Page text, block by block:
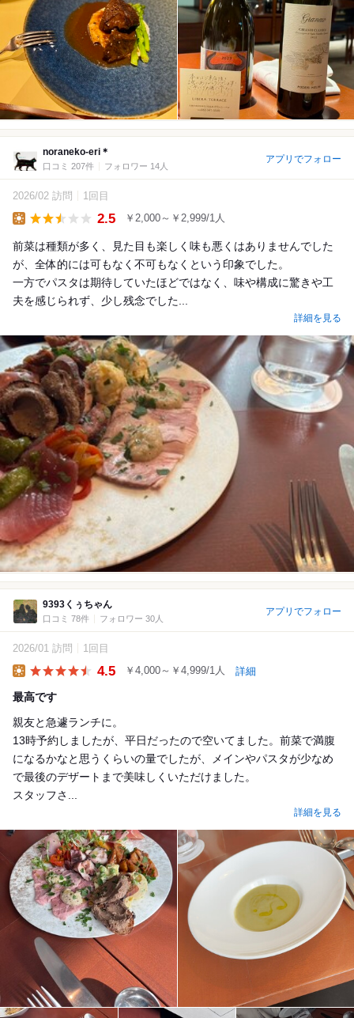
noraneko-eri＊
口コミ 207件 フォロワー 14人
アプリでフォロー
2026/02 訪問 1回目
2.5 ￥2,000～￥2,999/1人
前菜は種類が多く、見た目も楽しく味も悪くはありませんでした
が、全体的には可もなく不可もなくという印象でした。
一方でパスタは期待していたほどではなく、味や構成に驚きや工
夫を感じられず、少し残念でした...
詳細を見る
9393くぅちゃん
口コミ 78件 フォロワー 30人
アプリでフォロー
2026/01 訪問 1回目
4.5 ￥4,000～￥4,999/1人 詳細
最高です
親友と急遽ランチに。
13時予約しましたが、平日だったので空いてました。前菜で満腹
になるかなと思うくらいの量でしたが、メインやパスタが少なめ
で最後のデザートまで美味しくいただけました。
スタッフさ...
詳細を見る